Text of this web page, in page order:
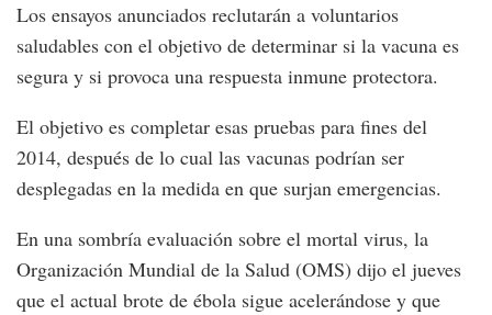
Los ensayos anunciados reclutarán a voluntarios
saludables con el objetivo de determinar si la vacuna es
segura y si provoca una respuesta inmune protectora.
El objetivo es completar esas pruebas para fines del
2014, después de lo cual las vacunas podrían ser
desplegadas en la medida en que surjan emergencias.
En una sombría evaluación sobre el mortal virus, la
Organización Mundial de la Salud (OMS) dijo el jueves
que el actual brote de ébola sigue acelerándose y que